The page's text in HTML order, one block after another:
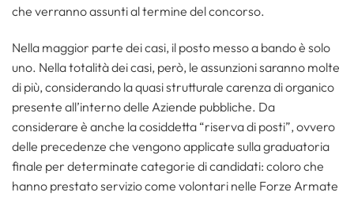
che verranno assunti al termine del concorso.
Nella maggior parte dei casi, il posto messo a bando è solo
uno. Nella totalità dei casi, però, le assunzioni saranno molte
di più, considerando la quasi strutturale carenza di organico
presente all’interno delle Aziende pubbliche. Da
considerare è anche la cosiddetta “riserva di posti”, ovvero
delle precedenze che vengono applicate sulla graduatoria
finale per determinate categorie di candidati: coloro che
hanno prestato servizio come volontari nelle Forze Armate